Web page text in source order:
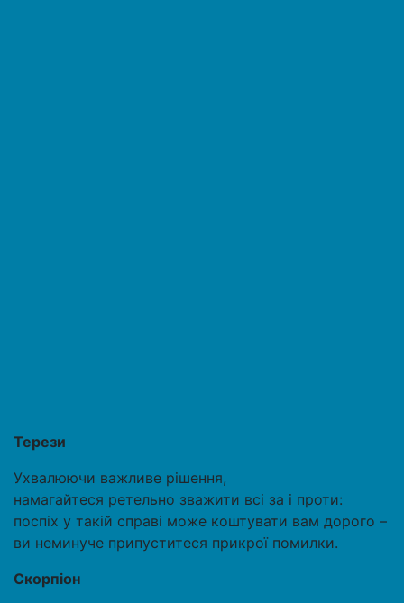
Терези
Ухвалюючи важливе рішення,
намагайтеся ретельно зважити всі за і проти:
поспіх у такій справі може коштувати вам дорого –
ви неминуче припуститеся прикрої помилки.
Скорпіон